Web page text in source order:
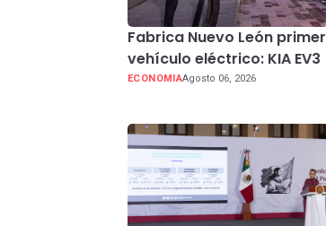
Fabrica Nuevo León primer
vehículo eléctrico: KIA EV3
ECONOMIAAgosto 06, 2026